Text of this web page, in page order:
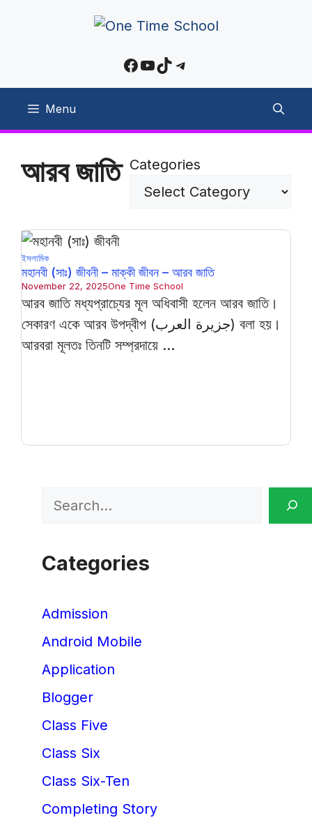
Facebook
YouTube
TikTokTelegram
Menu
আরব জাতি Categories
ইসলামিক
মহানবী (সাঃ) জীবনী – মাক্কী জীবন – আরব জাতি
November 22, 2025One Time School
আরব জাতি মধ্যপ্রাচ্যের মূল অধিবাসী হলেন আরব জাতি।
সেকারণ একে আরব উপদ্বীপ (جزيرة العرب) বলা হয়।
আরবরা মূলতঃ তিনটি সম্প্রদায়ে ...
Search
Categories
Admission
Android Mobile
Application
Blogger
Class Five
Class Six
Class Six-Ten
Completing Story